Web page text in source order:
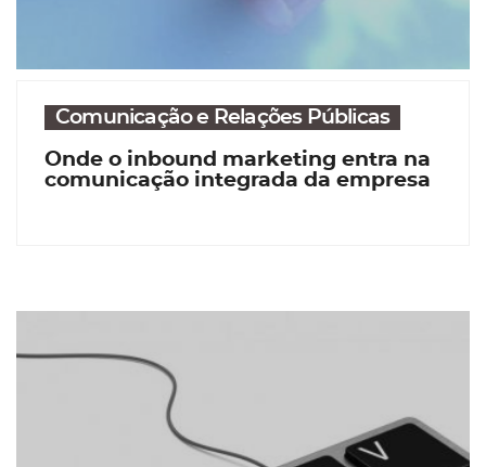
Comunicação e Relações Públicas
Onde o inbound marketing entra na
comunicação integrada da empresa